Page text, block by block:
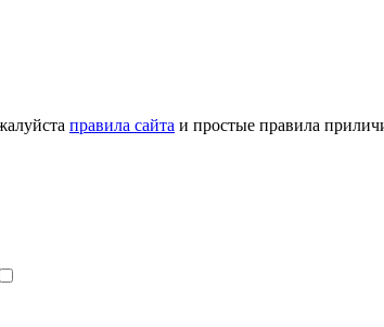
правила сайта и простые правила